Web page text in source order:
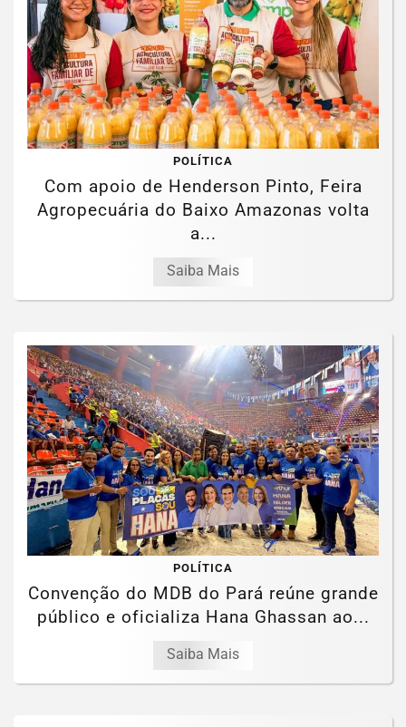
POLÍTICA
Com apoio de Henderson Pinto, Feira
Agropecuária do Baixo Amazonas volta
a...
Saiba Mais
POLÍTICA
Convenção do MDB do Pará reúne grande
público e oficializa Hana Ghassan ao...
Saiba Mais